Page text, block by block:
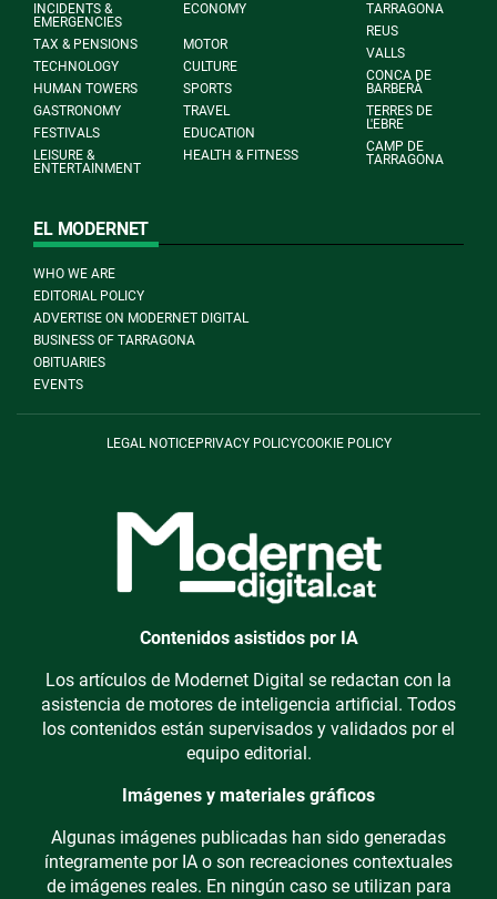
INCIDENTS &
EMERGENCIES
ECONOMY
TAX & PENSIONS
MOTOR
TECHNOLOGY
CULTURE
HUMAN TOWERS
SPORTS
GASTRONOMY
TRAVEL
FESTIVALS
EDUCATION
LEISURE &
ENTERTAINMENT
HEALTH & FITNESS
TARRAGONA
REUS
VALLS
CONCA DE
BARBERÀ
TERRES DE
L'EBRE
CAMP DE
TARRAGONA
EL MODERNET
WHO WE ARE
EDITORIAL POLICY
ADVERTISE ON MODERNET DIGITAL
BUSINESS OF TARRAGONA
OBITUARIES
EVENTS
LEGAL NOTICEPRIVACY POLICYCOOKIE POLICY
Contenidos asistidos por IA
Los artículos de Modernet Digital se redactan con la
asistencia de motores de inteligencia artificial. Todos
los contenidos están supervisados y validados por el
equipo editorial.
Imágenes y materiales gráficos
Algunas imágenes publicadas han sido generadas
íntegramente por IA o son recreaciones contextuales
de imágenes reales. En ningún caso se utilizan para